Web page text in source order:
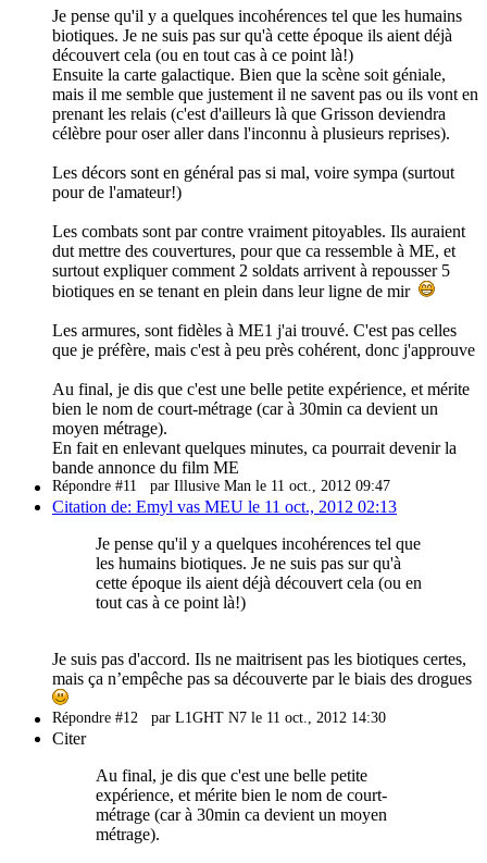
Je pense qu'il y a quelques incohérences tel que les humains
biotiques. Je ne suis pas sur qu'à cette époque ils aient déjà
découvert cela (ou en tout cas à ce point là!)
Ensuite la carte galactique. Bien que la scène soit géniale,
mais il me semble que justement il ne savent pas ou ils vont en
prenant les relais (c'est d'ailleurs là que Grisson deviendra
célèbre pour oser aller dans l'inconnu à plusieurs reprises).
Les décors sont en général pas si mal, voire sympa (surtout
pour de l'amateur!)
Les combats sont par contre vraiment pitoyables. Ils auraient
dut mettre des couvertures, pour que ca ressemble à ME, et
surtout expliquer comment 2 soldats arrivent à repousser 5
biotiques en se tenant en plein dans leur ligne de mir
Les armures, sont fidèles à ME1 j'ai trouvé. C'est pas celles
que je préfère, mais c'est à peu près cohérent, donc j'approuve
Au final, je dis que c'est une belle petite expérience, et mérite
bien le nom de court-métrage (car à 30min ca devient un
moyen métrage).
En fait en enlevant quelques minutes, ca pourrait devenir la
bande annonce du film ME
Répondre #11 par Illusive Man le 11 oct., 2012 09:47
Citation de: Emyl vas MEU le 11 oct., 2012 02:13
Je pense qu'il y a quelques incohérences tel que
les humains biotiques. Je ne suis pas sur qu'à
cette époque ils aient déjà découvert cela (ou en
tout cas à ce point là!)
Je suis pas d'accord. Ils ne maitrisent pas les biotiques certes,
mais ça n’empêche pas sa découverte par le biais des drogues
Répondre #12 par L1GHT N7 le 11 oct., 2012 14:30
Citer
Au final, je dis que c'est une belle petite
expérience, et mérite bien le nom de court-
métrage (car à 30min ca devient un moyen
métrage).